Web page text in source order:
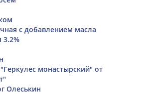
с добавлением масла
3.2%
монастырский" от
Олеськин